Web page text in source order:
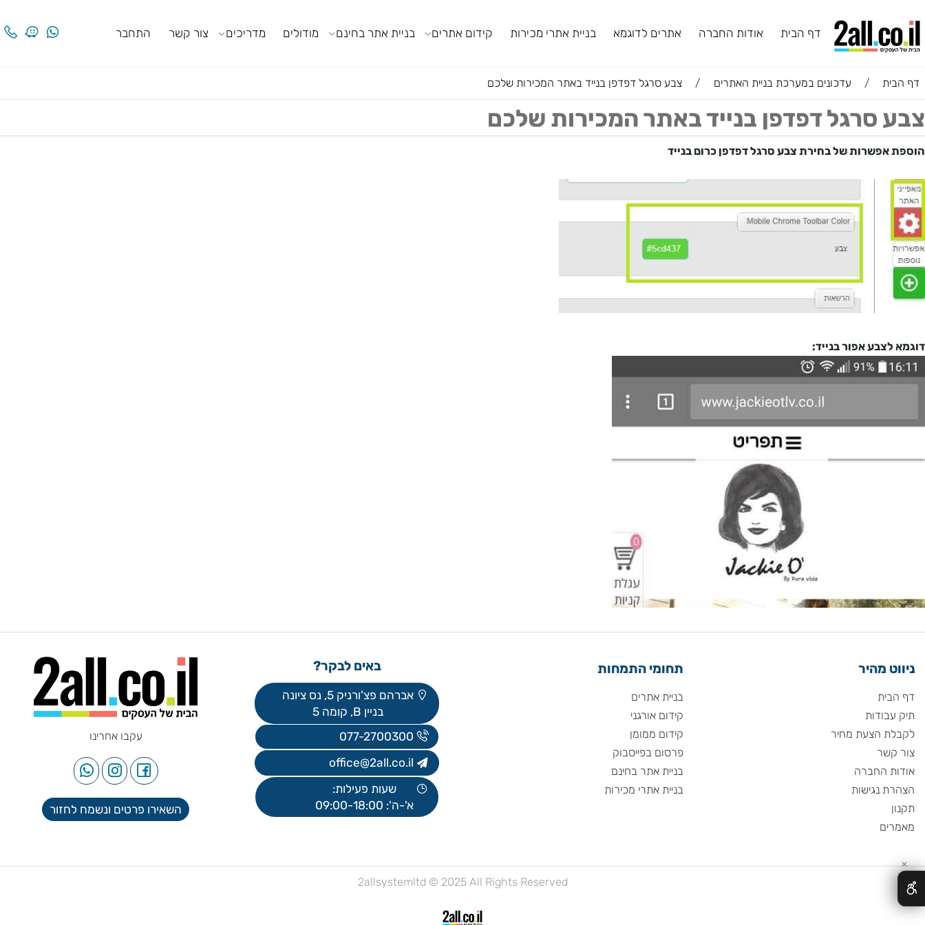
דף הבית אודות החברה אתרים לדוגמא בניית אתרי מכירות קידום אתרים בניית אתר בחינם מודולים מדריכים צור קשר התחבר
/ עדכונים במערכת בניית האתרים / צבע סרגל דפדפן בנייד באתר המכירות שלכם
סרגל דפדפן בנייד באתר המכירות שלכם
של בחירת צבע סרגל דפדפן כרום בנייד
אפור בנייד:
מהיר
הצעת מחיר
החברה
נגישות
תחומי התמחות
בניית אתרים
קידום ממומן
פרסום בפייסבוק
באים לבקר?
אברהם פצ'ורניק 5, נס ציונה
בניין B, קומה 5
077-2700300
office@2all.co.il
שעות פעילות:
עקבו אחרינו
2allsystemltd © 2025 All Rights Reserved